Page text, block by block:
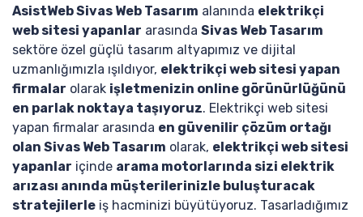
AsistWeb Sivas Web Tasarım alanında elektrikçi
web sitesi yapanlar arasında Sivas Web Tasarım
sektöre özel güçlü tasarım altyapımız ve dijital
uzmanlığımızla ışıldıyor, elektrikçi web sitesi yapan
firmalar olarak işletmenizin online görünürlüğünü
en parlak noktaya taşıyoruz. Elektrikçi web sitesi
yapan firmalar arasında en güvenilir çözüm ortağı
olan Sivas Web Tasarım olarak, elektrikçi web sitesi
yapanlar içinde arama motorlarında sizi elektrik
arızası anında müşterilerinizle buluşturacak
stratejilerle iş hacminizi büyütüyoruz. Tasarladığımız